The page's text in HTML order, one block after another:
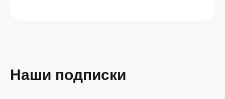
Наши подписки